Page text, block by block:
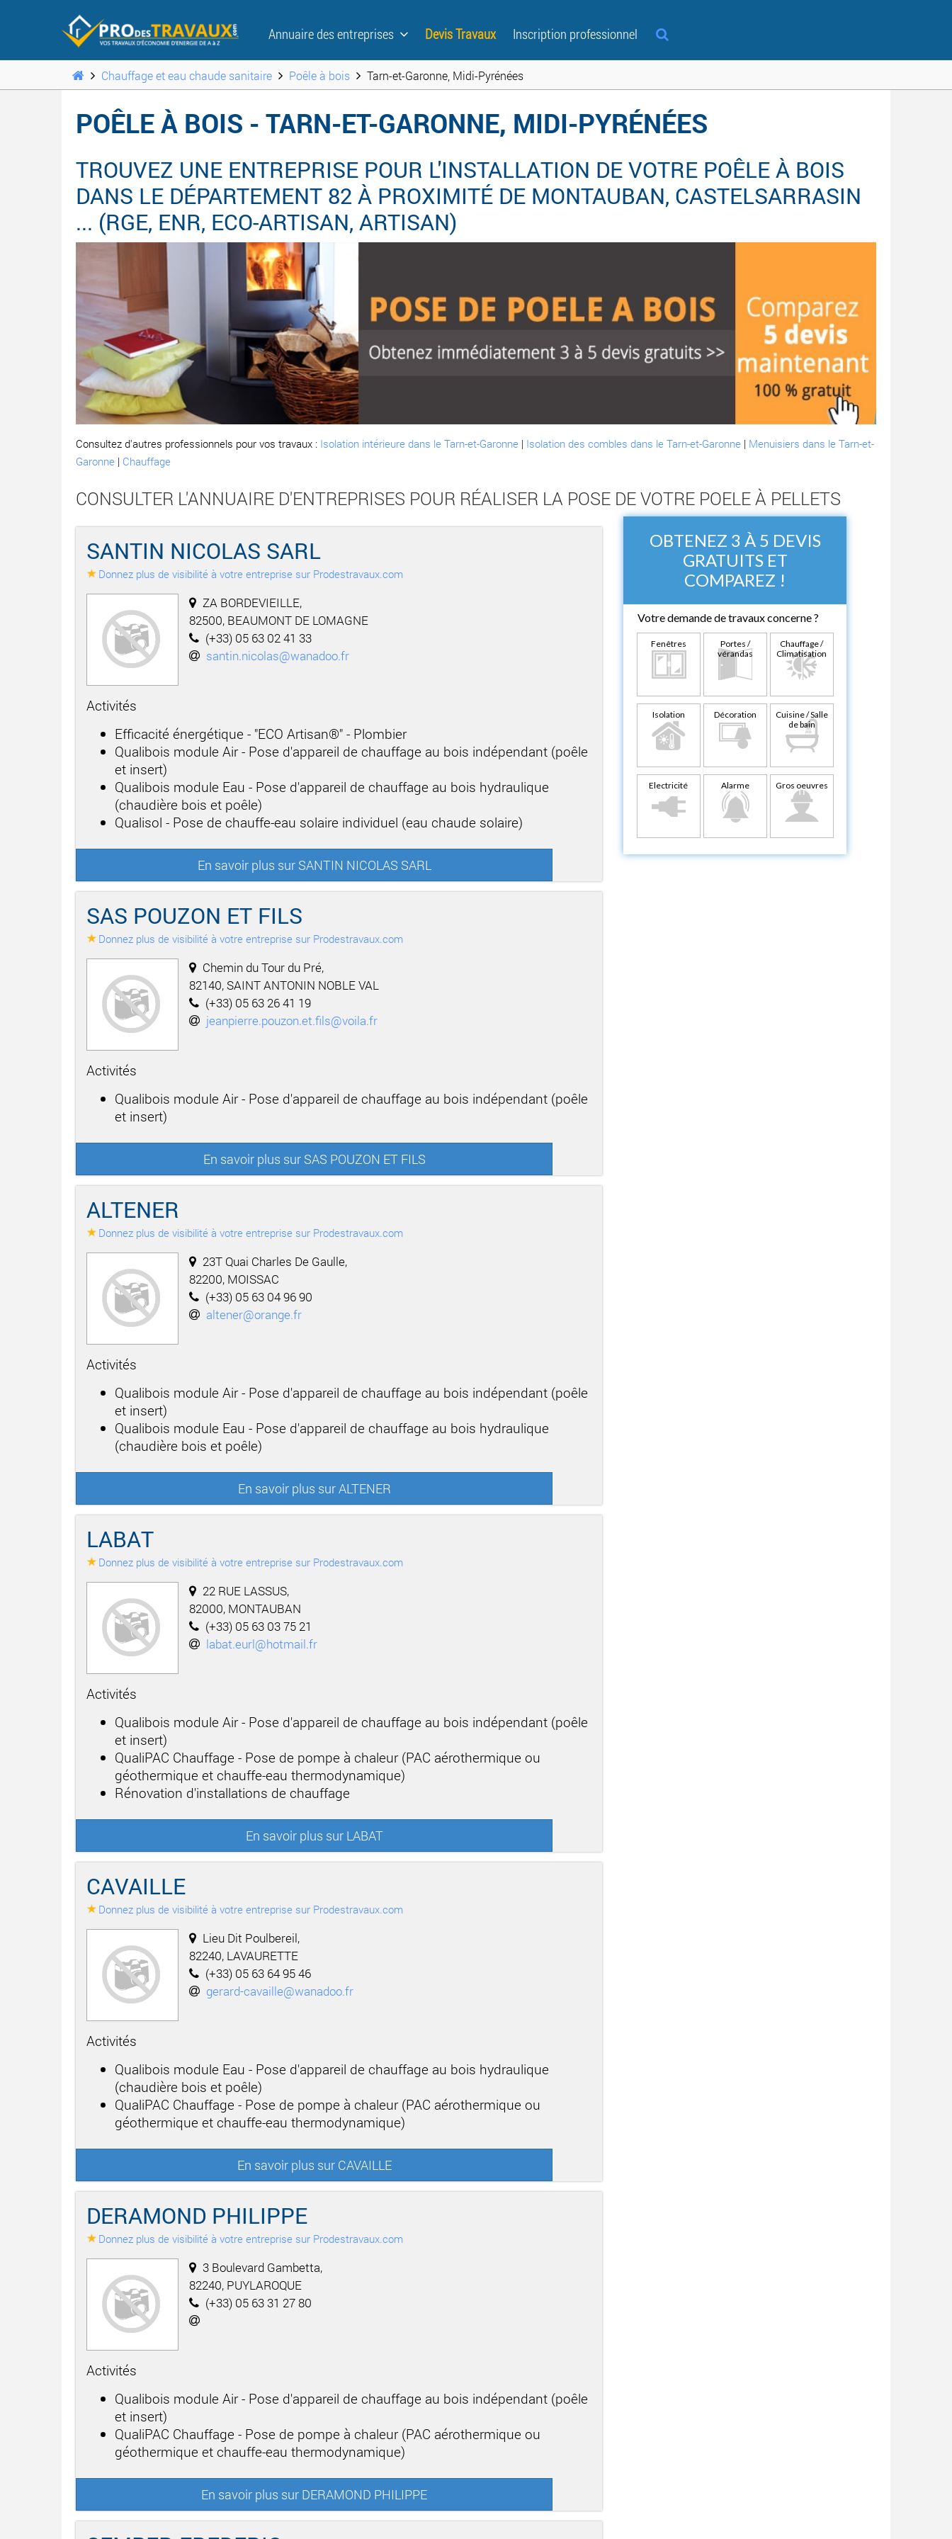
Annuaire des entreprises Devis Travaux Inscription professionnel
Chauffage et eau chaude sanitaire Poêle à bois Tarn-et-Garonne, Midi-Pyrénées
POÊLE À BOIS - TARN-ET-GARONNE, MIDI-PYRÉNÉES
TROUVEZ UNE ENTREPRISE POUR L'INSTALLATION DE VOTRE POÊLE À BOIS
DANS LE DÉPARTEMENT 82 À PROXIMITÉ DE MONTAUBAN, CASTELSARRASIN
... (RGE, ENR, ECO-ARTISAN, ARTISAN)
Consultez d'autres professionnels pour vos travaux : Isolation intérieure dans le Tarn-et-Garonne | Isolation des combles dans le Tarn-et-Garonne | Menuisiers dans le Tarn-et-
Garonne | Chauffage
CONSULTER L'ANNUAIRE D'ENTREPRISES POUR RÉALISER LA POSE DE VOTRE POELE À PELLETS
SANTIN NICOLAS SARL
Donnez plus de visibilité à votre entreprise sur Prodestravaux.com
ZA BORDEVIEILLE,
82500, BEAUMONT DE LOMAGNE
(+33) 05 63 02 41 33
santin.nicolas@wanadoo.fr
Activités
Efficacité énergétique - "ECO Artisan®" - Plombier
Qualibois module Air - Pose d'appareil de chauffage au bois indépendant (poêle
et insert)
Qualibois module Eau - Pose d'appareil de chauffage au bois hydraulique
(chaudière bois et poêle)
Qualisol - Pose de chauffe-eau solaire individuel (eau chaude solaire)
En savoir plus sur SANTIN NICOLAS SARL
SAS POUZON ET FILS
Donnez plus de visibilité à votre entreprise sur Prodestravaux.com
Chemin du Tour du Pré,
82140, SAINT ANTONIN NOBLE VAL
(+33) 05 63 26 41 19
jeanpierre.pouzon.et.fils@voila.fr
Activités
Qualibois module Air - Pose d'appareil de chauffage au bois indépendant (poêle
et insert)
En savoir plus sur SAS POUZON ET FILS
ALTENER
Donnez plus de visibilité à votre entreprise sur Prodestravaux.com
23T Quai Charles De Gaulle,
82200, MOISSAC
(+33) 05 63 04 96 90
altener@orange.fr
Activités
Qualibois module Air - Pose d'appareil de chauffage au bois indépendant (poêle
et insert)
Qualibois module Eau - Pose d'appareil de chauffage au bois hydraulique
(chaudière bois et poêle)
En savoir plus sur ALTENER
LABAT
Donnez plus de visibilité à votre entreprise sur Prodestravaux.com
22 RUE LASSUS,
82000, MONTAUBAN
(+33) 05 63 03 75 21
labat.eurl@hotmail.fr
Activités
Qualibois module Air - Pose d'appareil de chauffage au bois indépendant (poêle
et insert)
QualiPAC Chauffage - Pose de pompe à chaleur (PAC aérothermique ou
géothermique et chauffe-eau thermodynamique)
Rénovation d'installations de chauffage
En savoir plus sur LABAT
CAVAILLE
Donnez plus de visibilité à votre entreprise sur Prodestravaux.com
Lieu Dit Poulbereil,
82240, LAVAURETTE
(+33) 05 63 64 95 46
gerard-cavaille@wanadoo.fr
Activités
Qualibois module Eau - Pose d'appareil de chauffage au bois hydraulique
(chaudière bois et poêle)
QualiPAC Chauffage - Pose de pompe à chaleur (PAC aérothermique ou
géothermique et chauffe-eau thermodynamique)
En savoir plus sur CAVAILLE
DERAMOND PHILIPPE
Donnez plus de visibilité à votre entreprise sur Prodestravaux.com
3 Boulevard Gambetta,
82240, PUYLAROQUE
(+33) 05 63 31 27 80
Activités
Qualibois module Air - Pose d'appareil de chauffage au bois indépendant (poêle
et insert)
QualiPAC Chauffage - Pose de pompe à chaleur (PAC aérothermique ou
géothermique et chauffe-eau thermodynamique)
En savoir plus sur DERAMOND PHILIPPE
OBTENEZ 3 À 5 DEVIS
GRATUITS ET
COMPAREZ !
Votre demande de travaux concerne ?
Fenêtres
Portes /
vérandas
Chauffage /
Climatisation
Isolation Décoration
Cuisine / Salle
de bain
Electricité Alarme Gros oeuvres